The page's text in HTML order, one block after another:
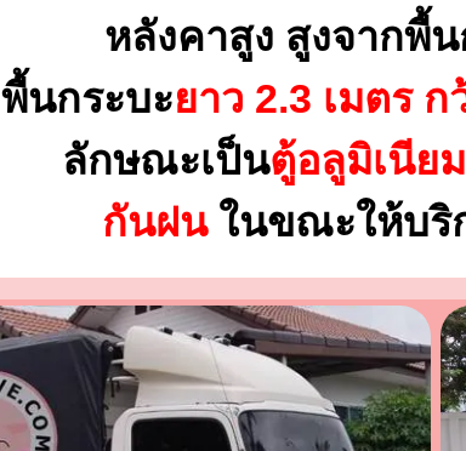
หลังคาสูง สูงจากพื้น
พื้นกระบะยาว 2.3 เมตร ก
ลักษณะเป็นตู้อลูมิเนีย
กันฝนในขณะให้บริ